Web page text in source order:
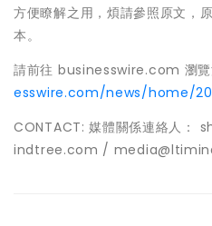
方便瞭解之用，煩請參照原文，
本。
請前往 businesswire.com 瀏覽
esswire.com/news/home/
CONTACT: 媒體關係連絡人
indtree.com /